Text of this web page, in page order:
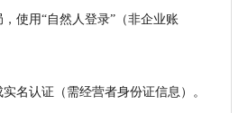
使用“自然人登录”（非企业账
名认证（需经营者身份证信息）。